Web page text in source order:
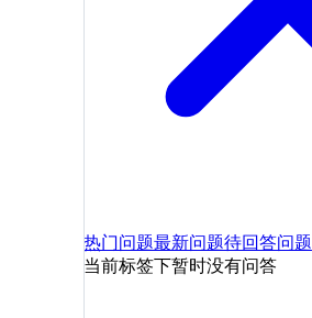
热门问题最新问题待回答问题
当前标签下暂时没有问答